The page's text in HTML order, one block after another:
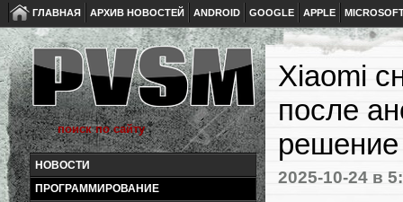
ГЛАВНАЯ АРХИВ НОВОСТЕЙ ANDROID GOOGLE APPLE
НОВОСТИ
ПРОГРАММИРОВАНИЕ
Xiaomi
после
решение
2025-10-24 в